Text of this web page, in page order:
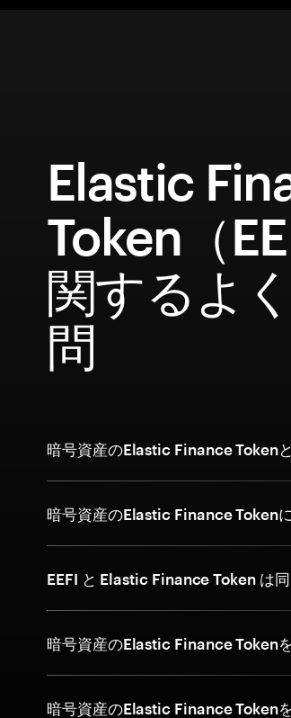
Elastic
Token（
関するよ
問
暗号資産のElastic Finance Token
暗号資産のElastic Finance Token
EEFI と Elastic Finance Token は同
暗号資産のElastic Finance Token
暗号資産のElastic Finance Token